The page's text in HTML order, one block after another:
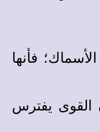
فأنها
القوى يفترس